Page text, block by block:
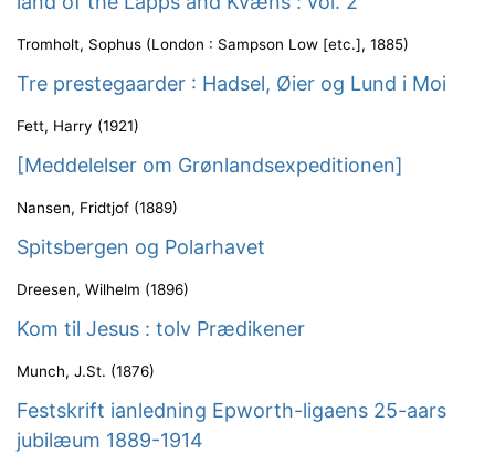
Tromholt, Sophus (London : Sampson Low [etc.], 1885)
Tre prestegaarder : Hadsel, Øier og Lund i Moi
Fett, Harry (1921)
[Meddelelser om Grønlandsexpeditionen]
Nansen, Fridtjof (1889)
Spitsbergen og Polarhavet
Dreesen, Wilhelm (1896)
Kom til Jesus : tolv Prædikener
Munch, J.St. (1876)
Festskrift ianledning Epworth-ligaens 25-aars
jubilæum 1889-1914